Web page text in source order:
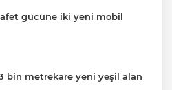
afet gücüne iki yeni mobil
bin metrekare yeni yeşil alan